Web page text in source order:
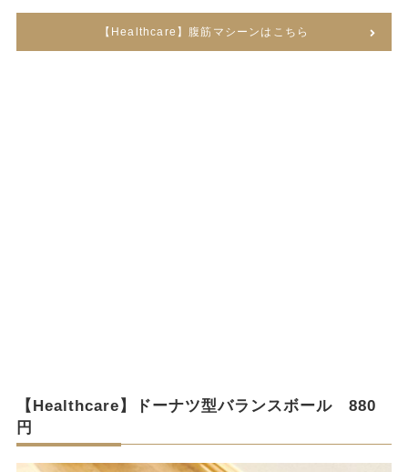
【Healthcare】腹筋マシーンはこちら
【Healthcare】ドーナツ型バランスボール 880
円